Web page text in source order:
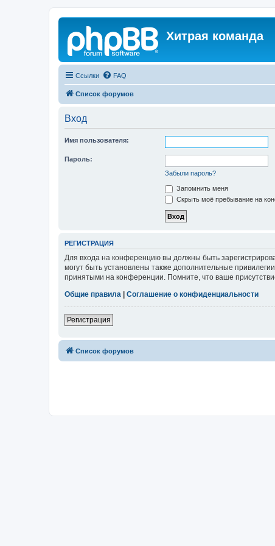
Хитрая команда
Ссылки FAQ
Список форумов
Вход
Имя пользователя:
Пароль:
Забыли пароль?
Запомнить меня
Скрыть моё пребывание на
РЕГИСТРАЦИЯ
Для входа на конференцию вы должны быть
могут быть установлены также дополнительные
принятыми на конференции. Помните, что ваше
Общие правила | Соглашение о конфиденциальности
Регистрация
Список форумов